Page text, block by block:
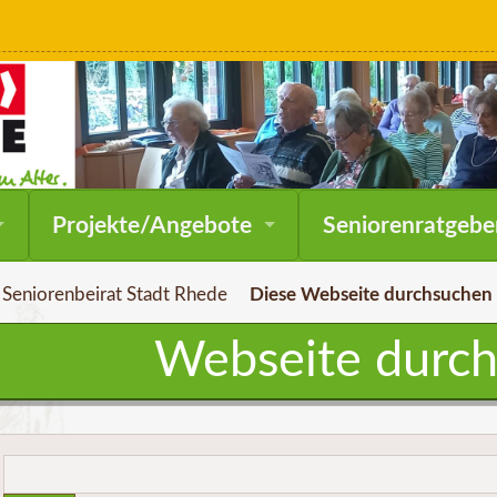
überspringen
Projekte/Angebote
Seniorenbeirat Stadt Rhede Diese Webseite durchsuchen
Webseite